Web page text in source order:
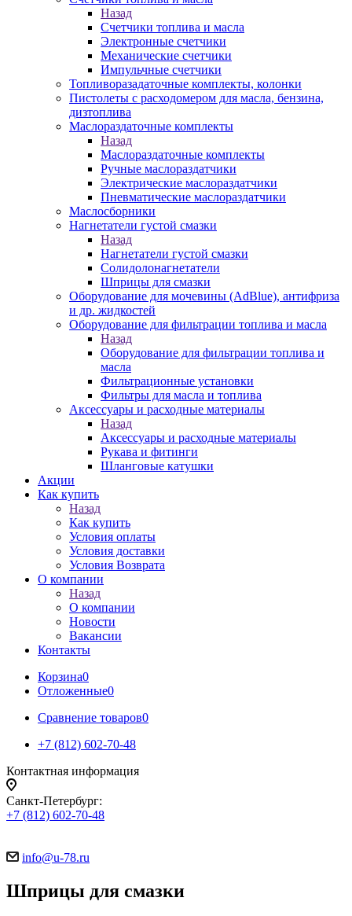
Назад
Счетчики топлива и масла
Электронные счетчики
Механические счетчики
Импульчные счетчики
Топливоразадаточные комплекты, колонки
Пистолеты с расходомером для масла, бензина,
дизтоплива
Маслораздаточные комплекты
Назад
Маслораздаточные комплекты
Ручные маслораздатчики
Электрические маслораздатчики
Пневматические маслораздатчики
Маслосборники
Нагнетатели густой смазки
Назад
Нагнетатели густой смазки
Солидолонагнетатели
Шприцы для смазки
Оборудование для мочевины (AdBlue), антифриза
и др. жидкостей
Оборудование для фильтрации топлива и масла
Назад
Оборудование для фильтрации топлива и
масла
Фильтрационные установки
Фильтры для масла и топлива
Аксессуары и расходные материалы
Назад
Аксессуары и расходные материалы
Рукава и фитинги
Шланговые катушки
Акции
Как купить
Назад
Как купить
Условия оплаты
Условия доставки
Условия Возврата
О компании
Назад
О компании
Новости
Вакансии
Контакты
Корзина0
Отложенные0
Сравнение товаров0
+7 (812) 602-70-48
Контактная информация
Санкт-Петербург:
+7 (812) 602-70-48
info@u-78.ru
Шприцы для смазки